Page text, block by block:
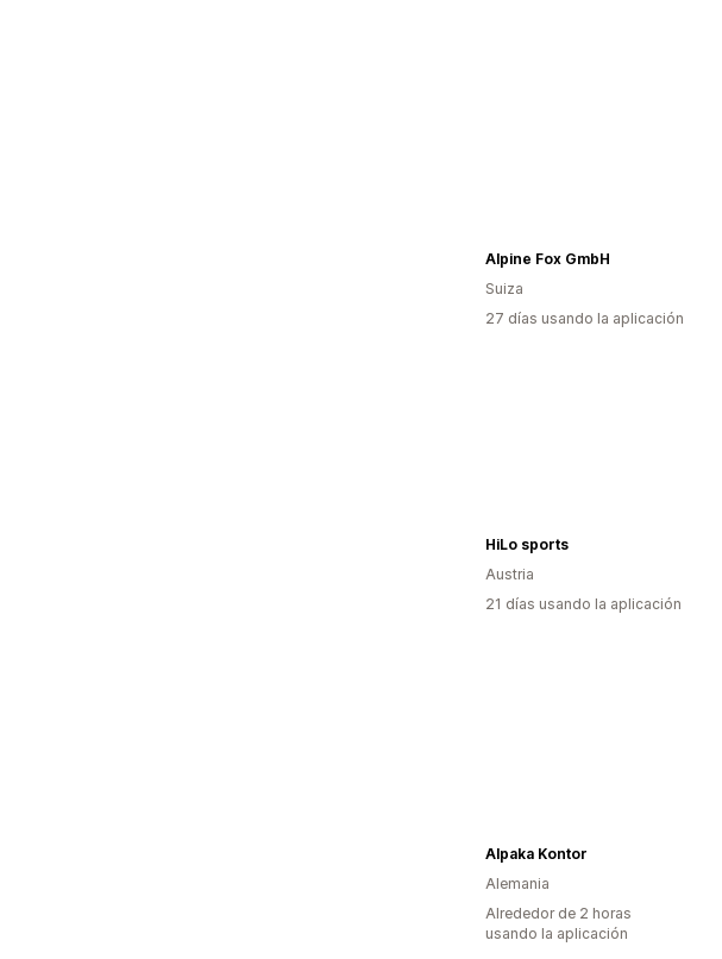
Alpine Fox GmbH
Suiza
27 días usando la aplicación
HiLo sports
Austria
21 días usando la aplicación
Alpaka Kontor
Alemania
Alrededor de 2 horas
usando la aplicación